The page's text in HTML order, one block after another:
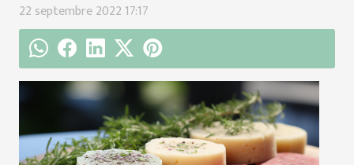
22 septembre 2022 17:17